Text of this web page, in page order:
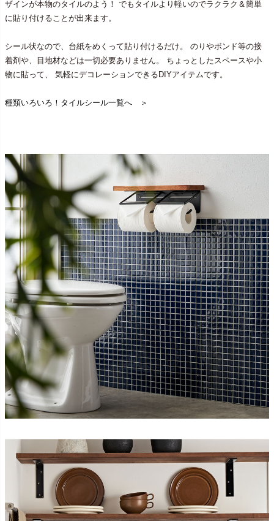
ザインが本物のタイルのよう！ でもタイルより軽いのでラクラク＆簡単
に貼り付けることが出来ます。
シール状なので、台紙をめくって貼り付けるだけ。 のりやボンド等の接
着剤や、目地材などは一切必要ありません。 ちょっとしたスペースや小
物に貼って、 気軽にデコレーションできるDIYアイテムです。
種類いろいろ！タイルシール一覧へ ＞